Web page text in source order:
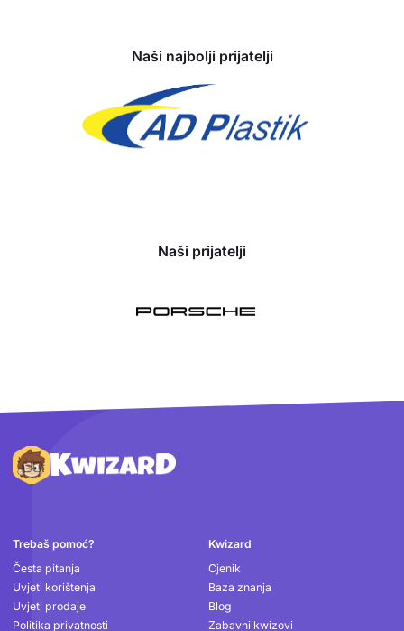
Naši najbolji prijatelji
Naši prijatelji
Podnožje
Trebaš pomoć?
Česta pitanja
Uvjeti korištenja
Uvjeti prodaje
Politika privatnosti
Kwizard
Cjenik
Baza znanja
Blog
Zabavni kwizovi